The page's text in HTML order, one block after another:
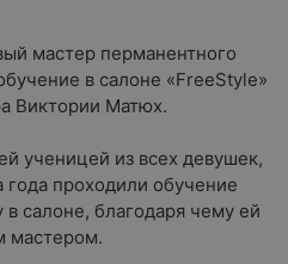
мастер перманентного
в салоне «FreeStyle»
Виктории Матюх.
ученицей из всех девушек,
года проходили обучение
салоне, благодаря чему ей
мастером.